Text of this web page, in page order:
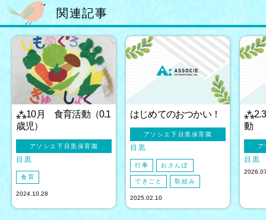
関連記事
⁂10月 食育活動（0.1
歳児）
アソシエ下目黒保育園
目黒
食育
2024.10.28
はじめてのおつかい！
アソシエ下目黒保育園
目黒
行事 おさんぽ
できごと 取組み
2025.02.10
⁂2.3
動
ア
目黒